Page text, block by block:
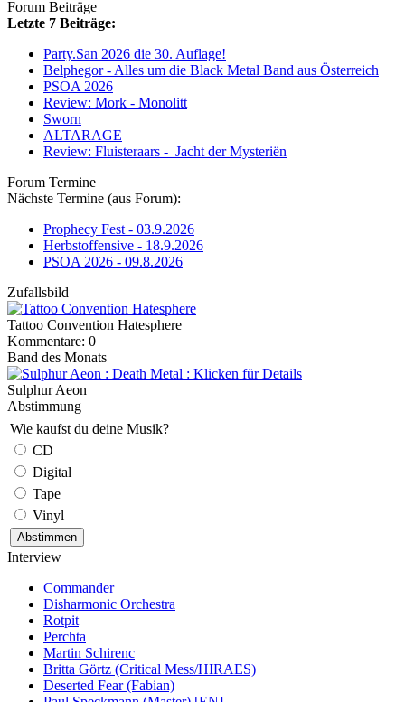
Forum Beiträge
Letzte 7 Beiträge:
Party.San 2026 die 30. Auflage!
Belphegor - Alles um die Black Metal Band aus Österreich
PSOA 2026
Review: Mork - Monolitt
Sworn
ALTARAGE
Review: Fluisteraars - Jacht der Mysteriën
Forum Termine
Nächste Termine (aus Forum):
Prophecy Fest - 03.9.2026
Herbstoffensive - 18.9.2026
PSOA 2026 - 09.8.2026
Zufallsbild
Tattoo Convention Hatesphere
Kommentare: 0
Band des Monats
Sulphur Aeon
Abstimmung
Wie kaufst du deine Musik?
CD
Digital
Tape
Vinyl
Interview
Commander
Disharmonic Orchestra
Rotpit
Perchta
Martin Schirenc
Britta Görtz (Critical Mess/HIRAES)
Deserted Fear (Fabian)